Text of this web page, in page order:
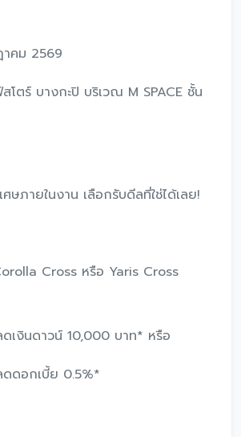
าคม 2569
สโตร์ บางกะปิ บริเวณ M SPACE ชั้น
ษภายในงาน เลือกรับดีลที่ใช่ได้เลย!
Cross หรือ Yaris Cross
เงินดาวน์ 10,000 บาท* หรือ
ดดอกเบี้ย 0.5%*